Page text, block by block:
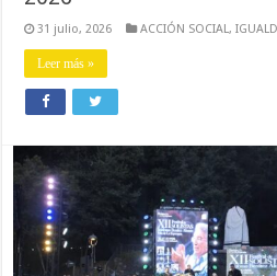
31 julio, 2026 ACCIÓN SOCIAL,
Leer más »